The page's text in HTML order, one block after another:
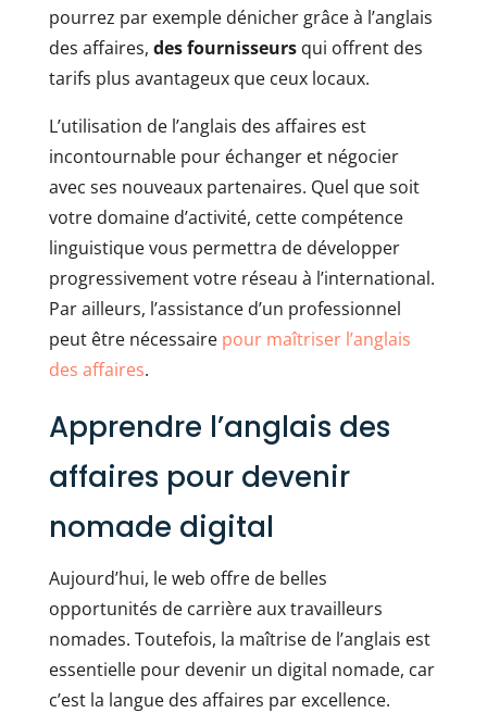
pourrez par exemple dénicher grâce à l’anglais
des affaires, des fournisseursqui offrent des
tarifs plus avantageux que ceux locaux.
L’utilisation de l’anglais des affaires est
incontournable pour échanger et négocier
avec ses nouveaux partenaires. Quel que soit
votre domaine d’activité, cette compétence
linguistique vous permettra de développer
progressivement votre réseau à l’international.
Par ailleurs, l’assistance d’un professionnel
peut être nécessaire pour maîtriser l’anglais
des affaires.
Apprendre l’anglais des
affaires pour devenir
nomade digital
Aujourd’hui, le web offre de belles
opportunités de carrière aux travailleurs
nomades. Toutefois, la maîtrise de l’anglais est
essentielle pour devenir un digital nomade, car
c’est la langue des affaires par excellence.